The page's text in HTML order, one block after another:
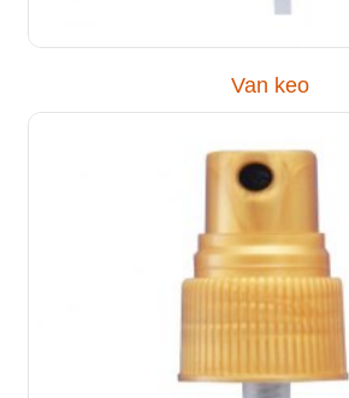
Van keo